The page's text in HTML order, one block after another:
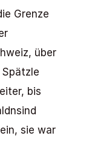
Grenze
über
bis
sie war